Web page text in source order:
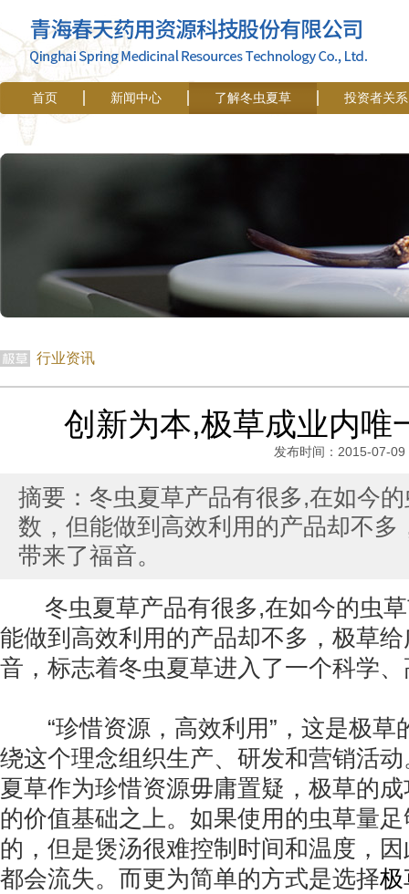
首页 新闻中心 了解冬虫夏草 投资者关系
行业资讯
创新为本,极草成业内唯
发布时间：2015-07-09
摘要：冬虫夏草产品有很多,在如今
数，但能做到高效利用的产品却不
带来了福音。
冬虫夏草产品有很多,在如今的虫草
能做到高效利用的产品却不多，极草
音，标志着冬虫夏草进入了一个科学
“珍惜资源，高效利用”，这是极草
绕这个理念组织生产、研发和营销活
夏草作为珍惜资源毋庸置疑，极草的
的价值基础之上。如果使用的虫草量
的，但是煲汤很难控制时间和温度，
都会流失。而更为简单的方式是选择极